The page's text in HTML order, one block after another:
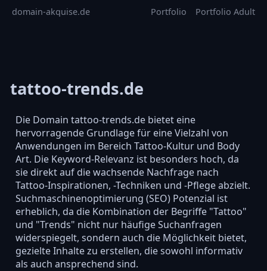
domain-akquise.de Portfolio Portfolio Adult
tattoo-trends.de
Die Domain tattoo-trends.de bietet eine
hervorragende Grundlage für eine Vielzahl von
Anwendungen im Bereich Tattoo-Kultur und Body
Art. Die Keyword-Relevanz ist besonders hoch, da
sie direkt auf die wachsende Nachfrage nach
Tattoo-Inspirationen, -Techniken und -Pflege abzielt.
Suchmaschinenoptimierung (SEO) Potenzial ist
erheblich, da die Kombination der Begriffe "Tattoo"
und "Trends" nicht nur häufige Suchanfragen
widerspiegelt, sondern auch die Möglichkeit bietet,
gezielte Inhalte zu erstellen, die sowohl informativ
als auch ansprechend sind.